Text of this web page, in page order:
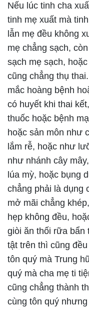
Nếu lúc tinh cha
tinh mẹ xuất mà
lẫn mẹ đều không
mẹ chẳng sạch,
sạch mẹ sạch,
cũng chẳng thụ
mắc hoàng bệnh
có huyết khi thai
thuốc hoặc bệnh
hoặc sản môn như
lắm rễ, hoặc như
như nhánh cây
lúa mỳ, hoặc bụng
chẳng phải là dụng
mở mãi chẳng
hẹp không đều,
giòi ăn thối rữa bẩn
tật trên thì cũng
tôn quý mà Trung
quý mà cha mẹ ti
cũng chẳng thành
cùng tôn quý